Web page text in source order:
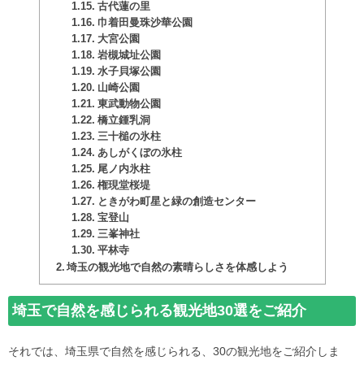
古代蓮の里
巾着田曼珠沙華公園
大宮公園
岩槻城址公園
水子貝塚公園
山崎公園
東武動物公園
橋立鍾乳洞
三十槌の氷柱
あしがくぼの氷柱
尾ノ内氷柱
権現堂桜堤
ときがわ町星と緑の創造センター
宝登山
三峯神社
平林寺
埼玉の観光地で自然の素晴らしさを体感しよう
埼玉で自然を感じられる観光地30選をご紹介
それでは、埼玉県で自然を感じられる、30の観光地をご紹介しま